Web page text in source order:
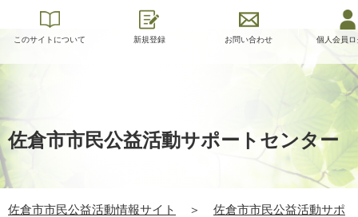
このサイトについて 新規登録 お問い合わせ 個人会員
佐倉市市民公益活動サポートセンター
佐倉市市民公益活動情報サイト ＞
佐倉市市民公益活動サポ